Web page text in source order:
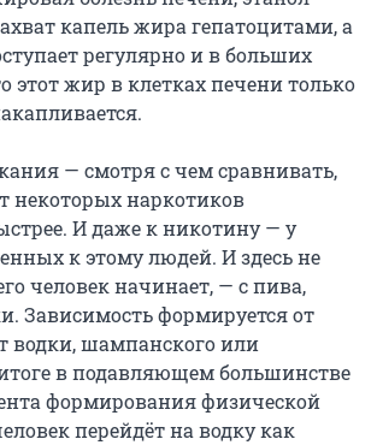
капель жира гепатоцитами, а
регулярно и в больших
этот жир в клетках печени только
— смотря с чем сравнивать,
некоторых наркотиков
И даже к никотину — у
к этому людей. И здесь не
человек начинает, — с пива,
Зависимость формируется от
водки, шампанского или
в подавляющем большинстве
формирования физической
перейдёт на водку как